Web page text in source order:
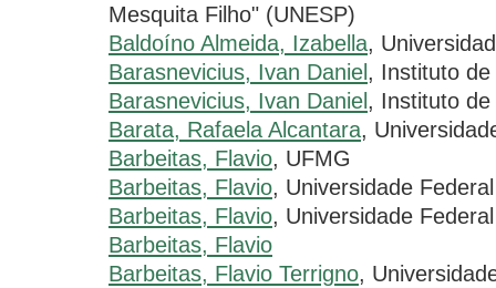
Mesquita Filho" (UNESP)
Baldoíno Almeida, Izabella,
Barasnevicius, Ivan Daniel, Instituto
Barasnevicius, Ivan Daniel, Instituto
Barata, Rafaela Alcantara,
Barbeitas, Flavio, UFMG
Barbeitas, Flavio, Universidade
Barbeitas, Flavio, Universidade
Barbeitas, Flavio
Barbeitas, Flavio Terrigno,